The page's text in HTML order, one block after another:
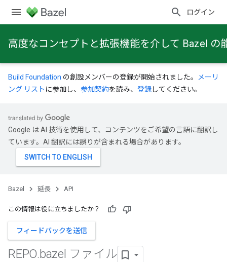
ログイン
高度なコンセプトと拡張機能を介して Bazel
Build Foundation の創設メンバーの登録が開始されました。
メーリ
ング リスト に参加し、 参加契約を読み、 登録してください。
Google は AI 技術を使用して、コンテンツをご希望の言語に翻訳し
ています。AI 翻訳には誤りが含まれる場合があります。
Bazel 延長 API
この情報は役に立ちましたか？
フィードバックを送信
REPO.bazel ファイル